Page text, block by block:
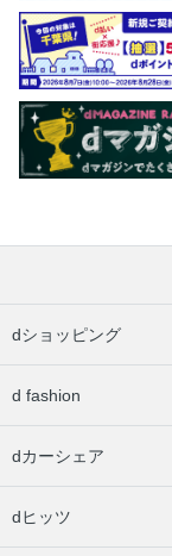
dショッピング
d fashion
dカーシェア
dヒッツ